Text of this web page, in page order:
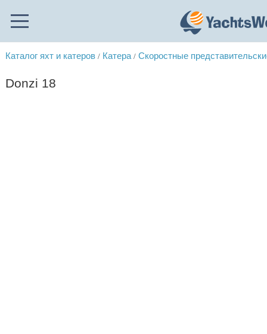
Каталог яхт и катеров / Катера / Скоростные
Donzi 18